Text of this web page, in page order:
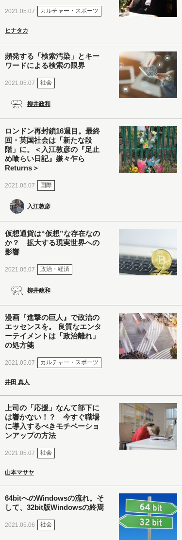
2021.05.07 カルチャー・スポーツ
ヒナタカ
頻発する「検索汚染」とキー
ワードによる検索の限界
2021.05.07 社会
柳井政和
ロンドン再封鎖16週目。最終
回・英国社会は「新たな段
階」に。＜入江敦彦の『足止
め喰らい日記』嫌々乍ら
Returns＞
2021.05.07 国際
入江敦彦
仮想通貨は“仮想”な存在なの
か？ 拡大する現実世界への
影響
2021.05.07 政治・経済
柳井政和
漫画『進撃の巨人』で政治の
エッセンスを。 良質なエンタ
ーテイメントは「政治離れ」
の処方箋
2021.05.07 カルチャー・スポーツ
井田 真人
上司の「応援」なんて部下に
は響かない！？ 今すぐ職場
に導入するべきモチベーショ
ンアップの方法
2021.05.07 社会
山本マサヤ
64bitへのWindowsの流れ。そ
して、32bit版Windowsの終焉
2021.05.06 社会